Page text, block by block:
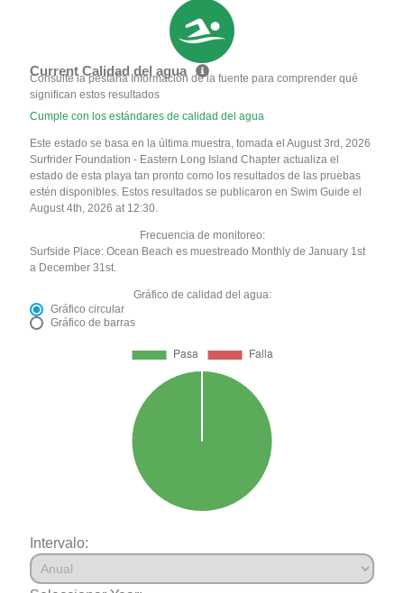
Current Calidad del agua
Consulte la pestaña Información de la fuente para comprender qué
significan estos resultados
Cumple con los estándares de calidad del agua
Este estado se basa en la última muestra, tomada el August 3rd, 2026
Surfrider Foundation - Eastern Long Island Chapter actualiza el
estado de esta playa tan pronto como los resultados de las pruebas
estén disponibles. Estos resultados se publicaron en Swim Guide el
August 4th, 2026 at 12:30.
Frecuencia de monitoreo:
Surfside Place: Ocean Beach es muestreado Monthly de January 1st
a December 31st.
Gráfico de calidad del agua:
Gráfico circular
Gráfico de barras
Intervalo: